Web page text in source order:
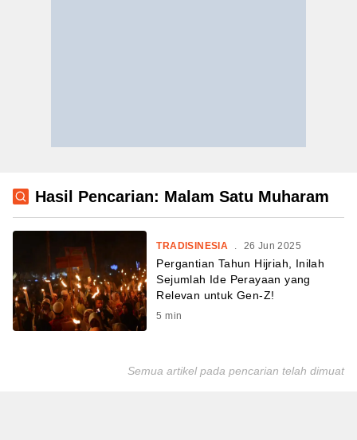
Hasil Pencarian: Malam Satu Muharam
TRADISINESIA . 26 Jun 2025
Pergantian Tahun Hijriah, Inilah
Sejumlah Ide Perayaan yang
Relevan untuk Gen-Z!
5 min
Semua artikel pada pencarian telah dimuat